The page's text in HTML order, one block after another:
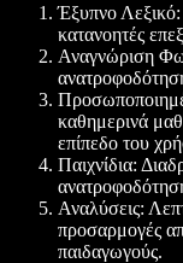
Έξυπνο Λεξικό:
κατανοητές
Αναγνώριση
καθημερινά
επίπεδο του
Παιχνίδια:
Αναλύσεις:
προσαρμογές
παιδαγωγούς.